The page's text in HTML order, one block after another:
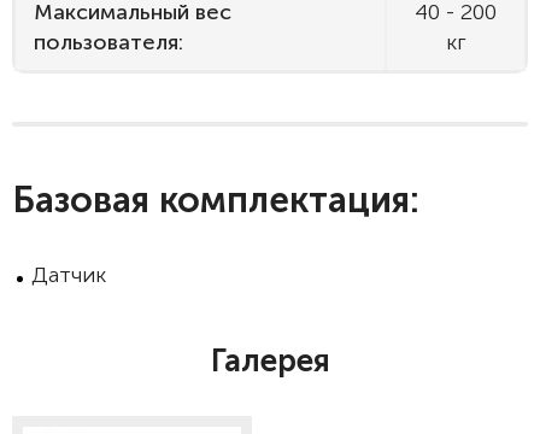
Максимальный вес
пользователя:
40 - 200
кг
Базовая комплектация:
Датчик
Галерея